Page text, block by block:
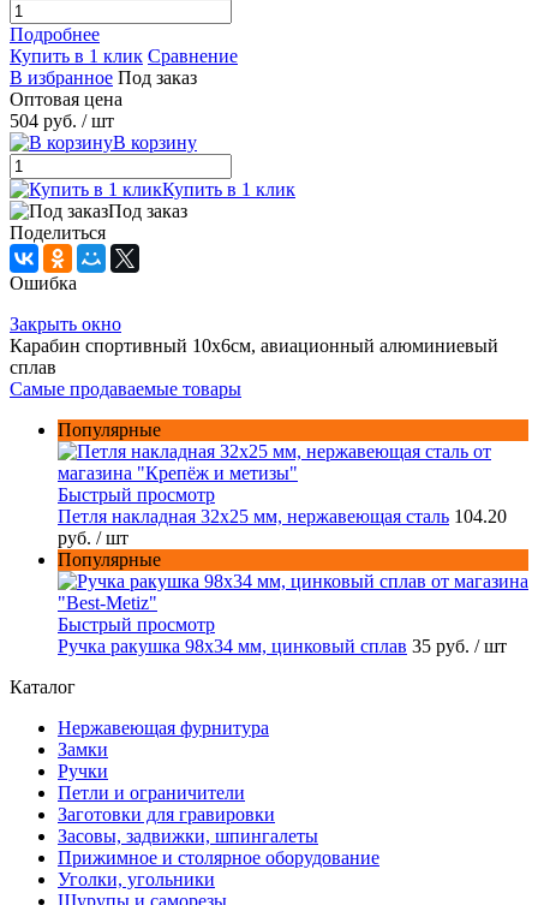
Подробнее
Купить в 1 клик Сравнение
В избранное Под заказ
Оптовая цена
504 руб. / шт
В корзину
Купить в 1 клик
Под заказ
Поделиться
Ошибка
Закрыть окно
Карабин спортивный 10х6см, авиационный алюминиевый
сплав
Самые продаваемые товары
Популярные
Быстрый просмотр
Петля накладная 32х25 мм, нержавеющая сталь 104.20
руб. / шт
Популярные
Быстрый просмотр
Ручка ракушка 98x34 мм, цинковый сплав 35 руб. / шт
Каталог
Нержавеющая фурнитура
Замки
Ручки
Петли и ограничители
Заготовки для гравировки
Засовы, задвижки, шпингалеты
Прижимное и столярное оборудование
Уголки, угольники